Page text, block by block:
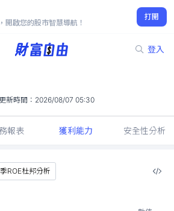
開啟您的股市智慧導航！
打開
登入
71.70
0.7%
新時間： 2026/08/07 05:30
報表 獲利能力 安全性分析
ROE杜邦分析